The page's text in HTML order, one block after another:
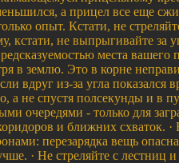
а прицел все еще
опыт. Кстати, не
кстати, не выпрыгивайте за
места
в землю. Это в корне
вдруг из-за угла показался
не спустя полсекунды и в
очередями - только для
и ближних схваток.
перезарядка вещь
· Не стреляйте с лестниц и